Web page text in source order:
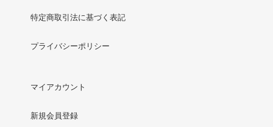
特定商取引法に基づく表記
プライバシーポリシー
マイアカウント
新規会員登録